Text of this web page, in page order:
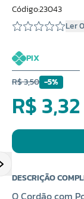
Código:23043
Ler
PIX
R$ 3,50 -5%
R$ 3,32
DESCRIÇÃO
O Cordão com